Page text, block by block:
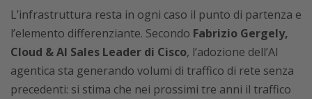
L’infrastruttura resta in ogni caso il punto di partenza e
l’elemento differenziante. Secondo Fabrizio Gergely,
Cloud & AI Sales Leader di Cisco, l’adozione dell’AI
agentica sta generando volumi di traffico di rete senza
precedenti: si stima che nei prossimi tre anni il traffico